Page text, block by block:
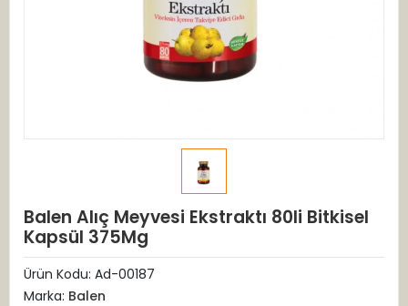
Balen Alıç Meyvesi Ekstraktı 80li Bitkisel
Kapsül 375Mg
Ürün Kodu: Ad-00187
Marka: Balen